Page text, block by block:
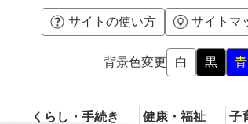
メ
サイトの使い方 サイトマ
背景色変更 白 黒 青
くらし・手続き 健康・福祉 子